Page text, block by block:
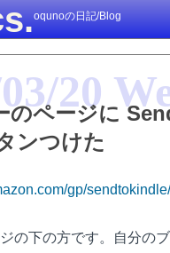
oqunoの日記/Blog
20
のページに
ンつけた
gp/
の下の方です。自分の